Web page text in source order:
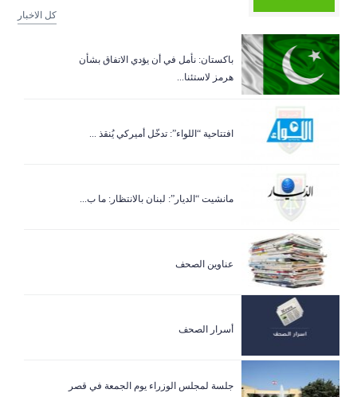
كل الاخبار
باكستان: نأمل في أن يؤدي الاتفاق بشأن
هرمز لاستئنا...
افتتاحية “اللواء”: تدخّل أميركي يُنقذ ...
مانشيت “الديار”: لبنان بالانتظار: ما ب...
عناوين الصحف
أسرار الصحف
جلسة لمجلس الوزراء يوم الجمعة في قصر